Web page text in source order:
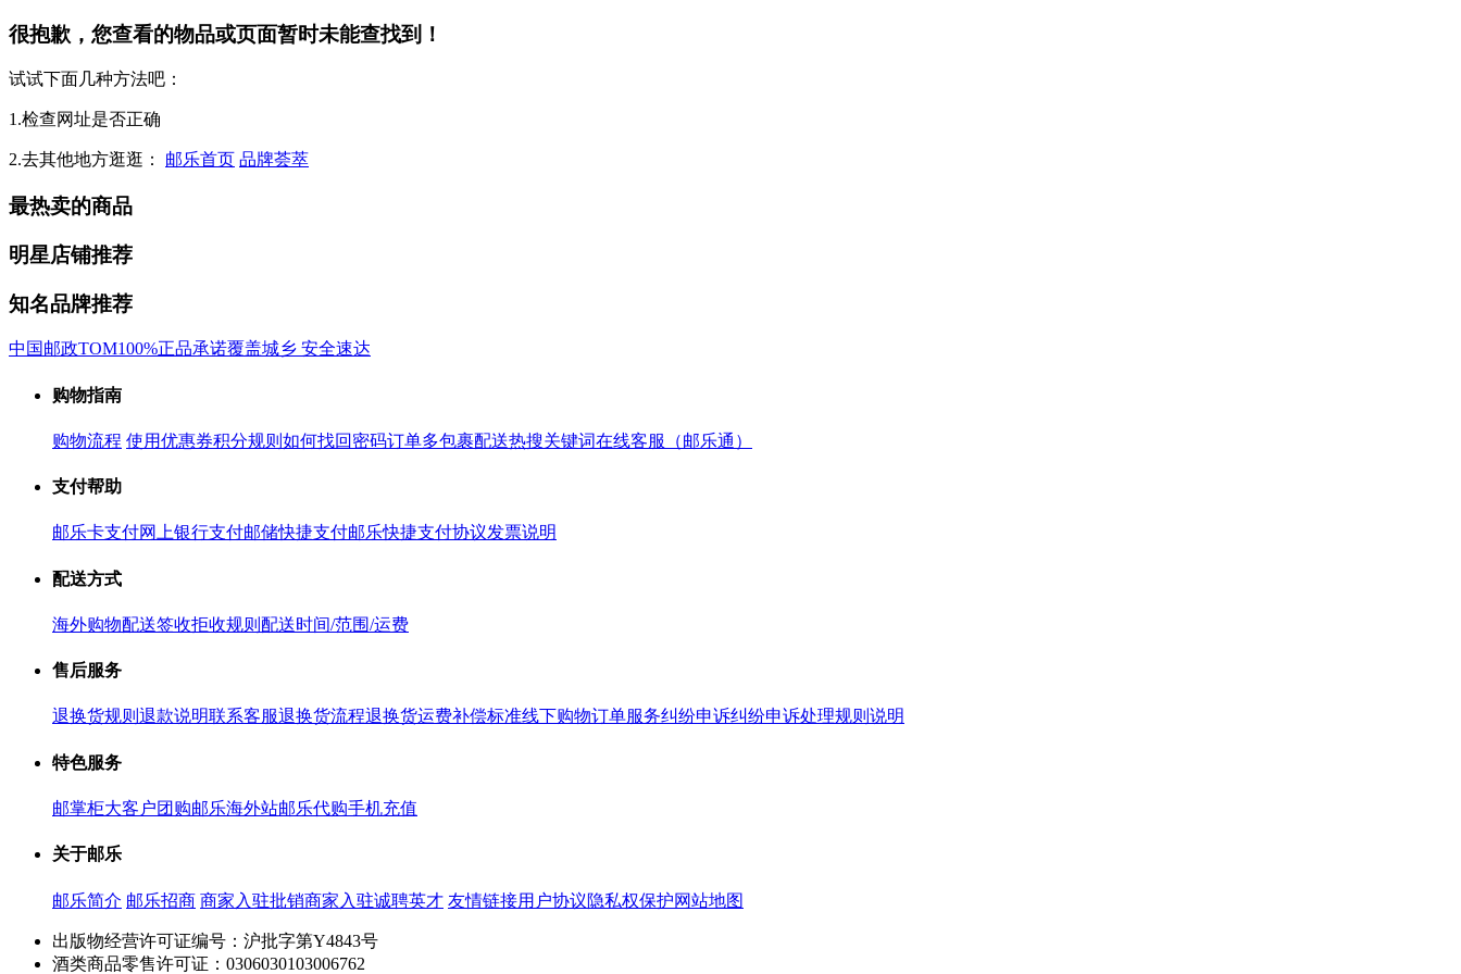
很抱歉，您查看的物品或页面暂时未能查找到！
试试下面几种方法吧：
1.检查网址是否正确
2.去其他地方逛逛： 邮乐首页 品牌荟萃
最热卖的商品
明星店铺推荐
知名品牌推荐
中国邮政TOM100%正品承诺覆盖城乡 安全速达
购物指南
购物流程 使用优惠券积分规则 如何找回密码订单多包裹配送热搜关键词在线客服（邮乐通）
支付帮助
邮乐卡支付网上银行支付邮储快捷支付邮乐快捷支付协议发票说明
配送方式
海外购物配送签收拒收规则 配送时间/范围/运费
售后服务
退换货规则 退款说明联系客服退换货流程退换货运费补偿标准线下购物订单服务纠纷申诉纠纷申诉处理规则说明
特色服务
邮掌柜大客户团购邮乐海外站邮乐代购手机充值
关于邮乐
邮乐简介 邮乐招商 商家入驻批销商家入驻诚聘英才 友情链接用户协议隐私权保护网站地图
出版物经营许可证编号：沪批字第Y4843号
酒类商品零售许可证：0306030103006762